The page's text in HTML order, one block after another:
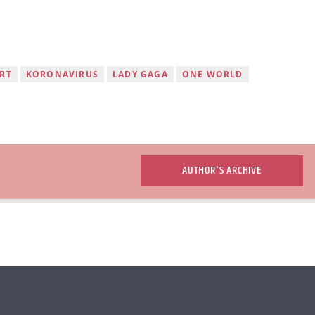
KORONAVIRUS LADY GAGA ONE WORLD
AUTHOR'S ARCHIVE